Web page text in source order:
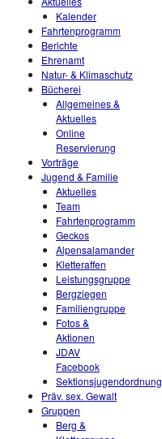
Kalender
Fahrtenprogramm
Berichte
Ehrenamt
Natur- & Klimaschutz
Bücherei
Allgemeines &
Aktuelles
Online
Reservierung
Vorträge
Jugend & Familie
Aktuelles
Team
Fahrtenprogramm
Geckos
Alpensalamander
Kletteraffen
Leistungsgruppe
Bergziegen
Familiengruppe
Fotos &
Aktionen
JDAV
Facebook
Sektionsjugendordnung
Präv. sex. Gewalt
Gruppen
Berg &